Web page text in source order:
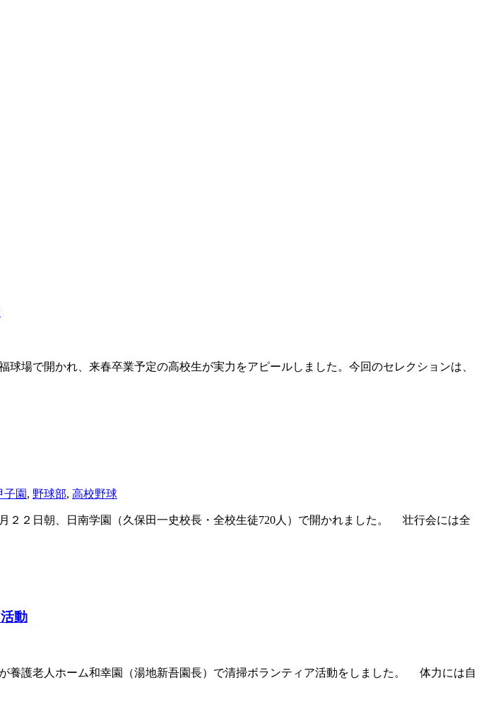
場で開かれ、来春卒業予定の高校生が実力をアピールしました。今回のセレクションは、
子園 , 野球部, 高校野球
２日朝、日南学園（久保田一史校長・全校生徒720人）で開かれました。 壮行会には全
動
護老人ホーム和幸園（湯地新吾園長）で清掃ボランティア活動をしました。 体力には自